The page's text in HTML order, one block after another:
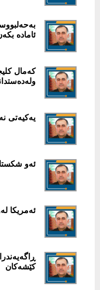
ئامادە
کەمال
یەکیەتی
ئەو
ئەمریکا
کێشەکان